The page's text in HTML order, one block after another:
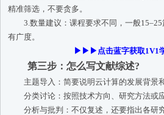
精准筛选，不要贪多。
3.数量建议：课程要求不同，一般15–25
有广度。
▶▶▶点击蓝字获取1V1
第三步：怎么写文献综述?
主题导入：简要说明云计算的发展背景和
分类讨论：按照技术方向、研究方法或应
分析与批判：不仅复述，还要指出各研究